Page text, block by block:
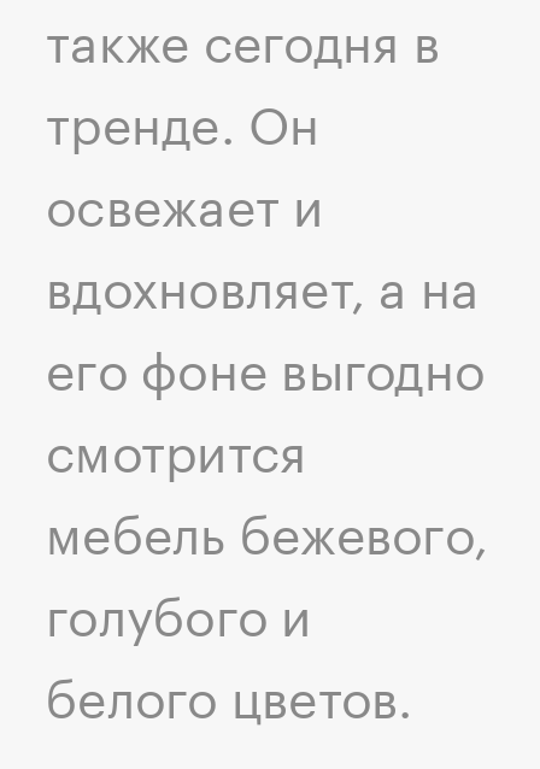
также сегодня в
тренде. Он
освежает и
вдохновляет, а на
его фоне выгодно
смотрится
мебель бежевого,
голубого и
белого цветов.